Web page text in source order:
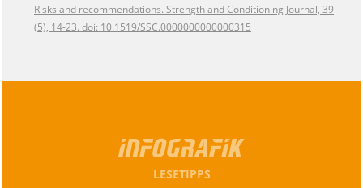
Risks and recommendations. Strength and Conditioning Journal, 39
(5), 14-23. doi: 10.1519/SSC.0000000000000315
LESETIPPS